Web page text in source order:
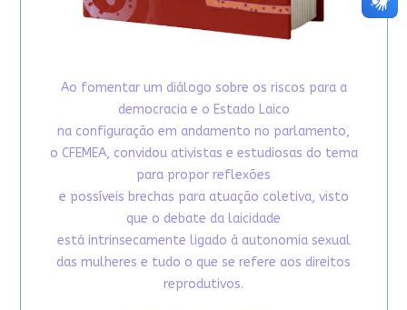
Ao fomentar um diálogo sobre os riscos para a
democracia e o Estado Laico
na configuração em andamento no parlamento,
o CFEMEA, convidou ativistas e estudiosas do tema
para propor reflexões
e possíveis brechas para atuação coletiva, visto
que o debate da laicidade
está intrinsecamente ligado à autonomia sexual
das mulheres e tudo o que se refere aos direitos
reprodutivos.